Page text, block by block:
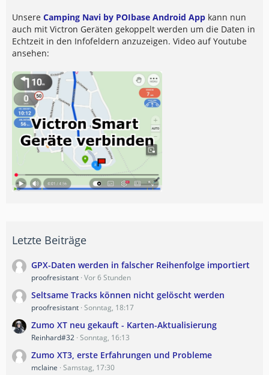
Unsere Camping Navi by POIbase Android App kann nun
auch mit Victron Geräten gekoppelt werden um die Daten in
Echtzeit in den Infofeldern anzuzeigen. Video auf Youtube
ansehen:
Letzte Beiträge
GPX-Daten werden in falscher Reihenfolge importiert
proofresistant Vor 6 Stunden
Seltsame Tracks können nicht gelöscht werden
proofresistant Sonntag, 18:17
Zumo XT neu gekauft - Karten-Aktualisierung
Reinhard#32 Sonntag, 16:13
Zumo XT3, erste Erfahrungen und Probleme
mclaine Samstag, 17:30